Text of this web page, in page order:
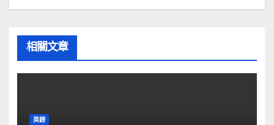
相關文章
英鎊